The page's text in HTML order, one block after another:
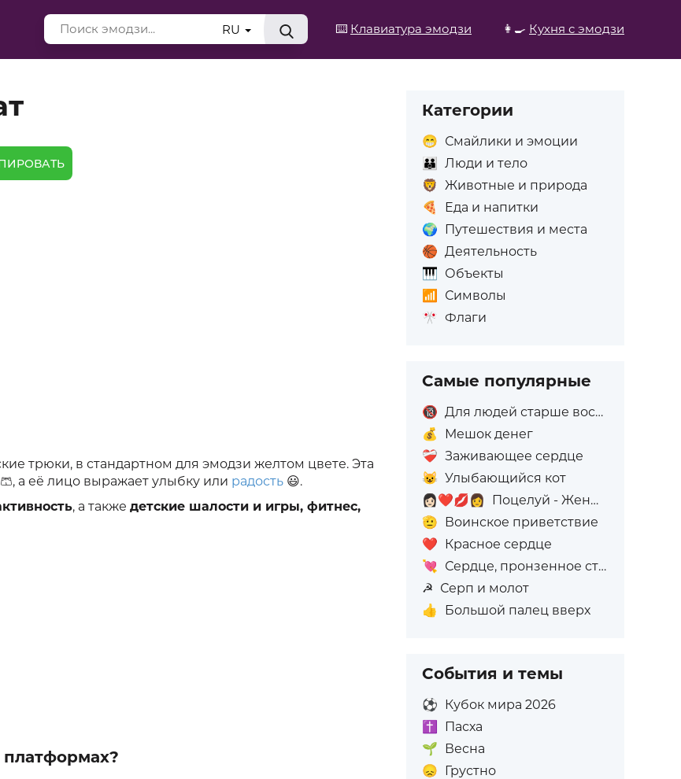
⌨️ Клавиатура эмодзи 👩‍🍳 Кухня с эмодзи
RU
трюки, в стандартном для эмодзи желтом цвете. Эта
🩳, а её лицо выражает улыбку или радость 😃.
, а также детские шалости и игры, фитнес,
платформах?
Категории
😁 Смайлики и эмоции
👪
Люди и тело
🦁 Животные и природа
🍕
Еда и напитки
🌍 Путешествия и места
🏀 Деятельность
🎹 Объекты
📶
Символы
🎌 Флаги
Самые популярные
🔞 Для людей старше восемнадцати лет
💰
Мешок денег
❤️‍🩹 Заживающее сердце
😺 Улыбающийся кот
👩🏻‍❤️‍💋‍👩
Поцелуй - Женщина: Светлый тон кожи, Женщина: Без тона кожи
🫡 Воинское приветствие
❤️ Красное сердце
💘 Сердце, пронзенное стрелой
☭ Серп и молот
👍
Большой палец вверх
События и темы
⚽ Кубок мира 2026
✝️
Пасха
🌱 Весна
😞 Грустно